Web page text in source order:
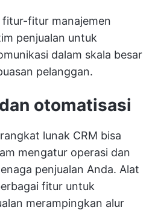
fitur-fitur manajemen
penjualan untuk
dalam skala besar
pelanggan.
otomatisasi
lunak CRM bisa
mengatur operasi dan
penjualan Anda. Alat
fitur untuk
merampingkan alur